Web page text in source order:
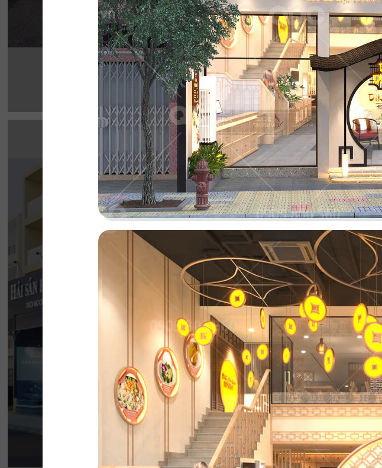
HẢI SẢN HOÀNG GIA
Đội ngũ thiết kế QDC đã khéo léo kết hợp nét đặc trưng
phong cách Địa Trung Hải với vẻ đẹp thanh lịch, sang trọng
của Indochine
Chi tiết